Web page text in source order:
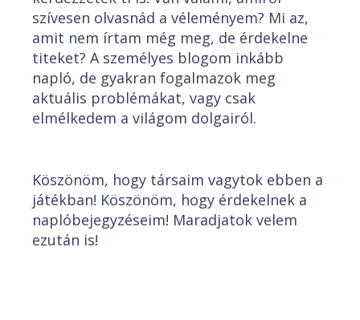
szívesen olvasnád a véleményem? Mi az,
amit nem írtam még meg, de érdekelne
titeket? A személyes blogom inkább
napló, de gyakran fogalmazok meg
aktuális problémákat, vagy csak
elmélkedem a világom dolgairól.
Köszönöm, hogy társaim vagytok ebben a
játékban! Köszönöm, hogy érdekelnek a
naplóbejegyzéseim! Maradjatok velem
ezután is!